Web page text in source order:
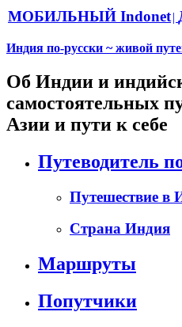
МОБИЛЬНЫЙ Indonet|
Индия по-русски ~ живой
Об Индии и
самостоятельных
Азии и пути к себе
Путеводитель
Путешествие в
Страна Индия
Маршруты
Попутчики